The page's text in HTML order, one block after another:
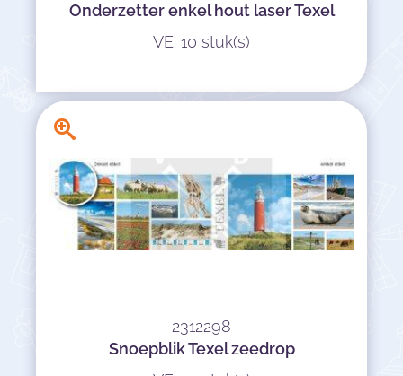
Onderzetter enkel hout laser Texel
VE: 10 stuk(s)
2312298
Snoepblik Texel zeedrop